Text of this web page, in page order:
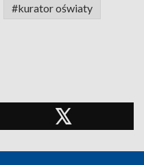
#kurator oświaty